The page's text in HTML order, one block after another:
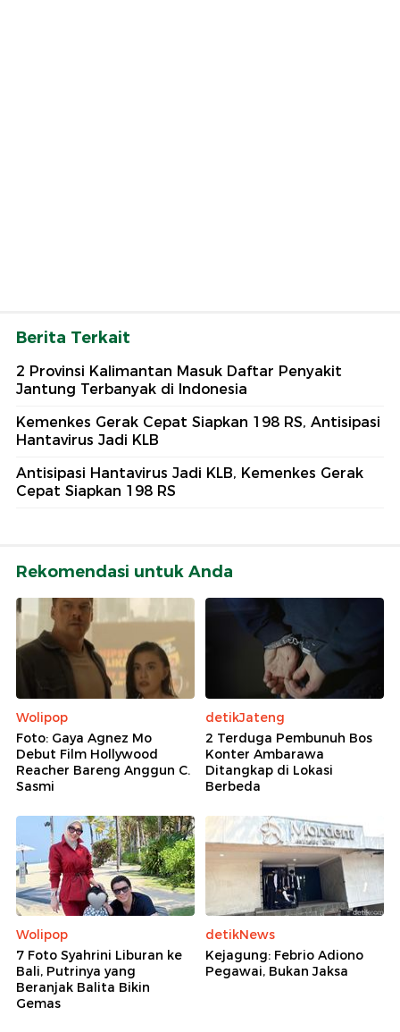
Berita Terkait
2 Provinsi Kalimantan Masuk Daftar Penyakit
Jantung Terbanyak di Indonesia
Kemenkes Gerak Cepat Siapkan 198 RS, Antisipasi
Hantavirus Jadi KLB
Antisipasi Hantavirus Jadi KLB, Kemenkes Gerak
Cepat Siapkan 198 RS
Rekomendasi untuk Anda
Wolipop
Foto: Gaya Agnez Mo
Debut Film Hollywood
Reacher Bareng Anggun C.
Sasmi
detikJateng
2 Terduga Pembunuh Bos
Konter Ambarawa
Ditangkap di Lokasi
Berbeda
Wolipop
7 Foto Syahrini Liburan ke
Bali, Putrinya yang
Beranjak Balita Bikin
Gemas
detikNews
Kejagung: Febrio Adiono
Pegawai, Bukan Jaksa